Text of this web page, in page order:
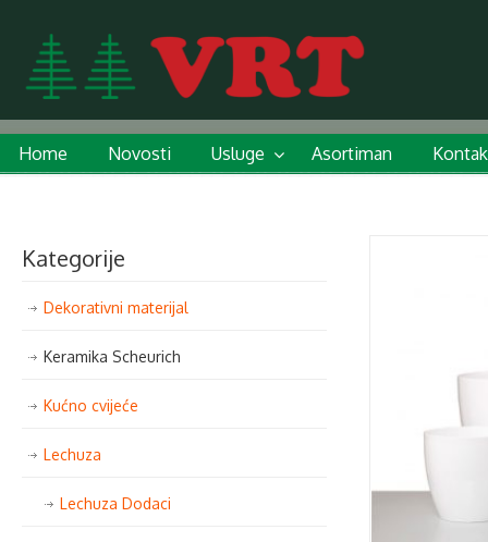
Home Novosti Usluge Asortiman
Kategorije
Dekorativni materijal
Keramika Scheurich
Kućno cvijeće
Lechuza
Lechuza Dodaci